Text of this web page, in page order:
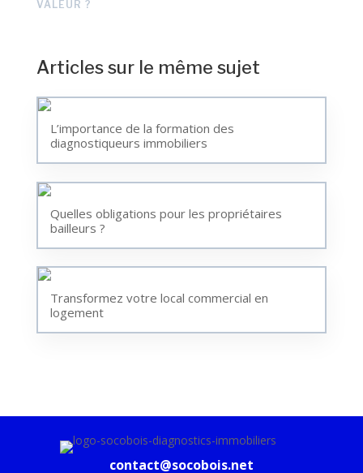
VALEUR ?
Articles sur le même sujet
L’importance de la formation des
diagnostiqueurs immobiliers
Quelles obligations pour les propriétaires
bailleurs ?
Transformez votre local commercial en
logement
contact@socobois.net